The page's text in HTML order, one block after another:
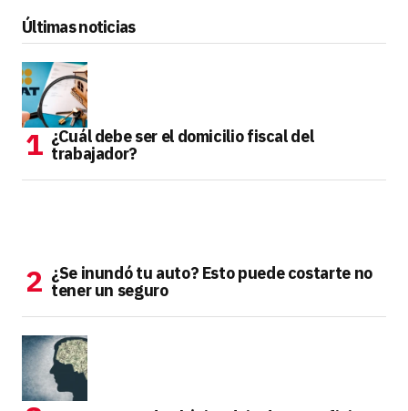
Últimas noticias
¿Cuál debe ser el domicilio fiscal del
trabajador?
¿Se inundó tu auto? Esto puede costarte no
tener un seguro